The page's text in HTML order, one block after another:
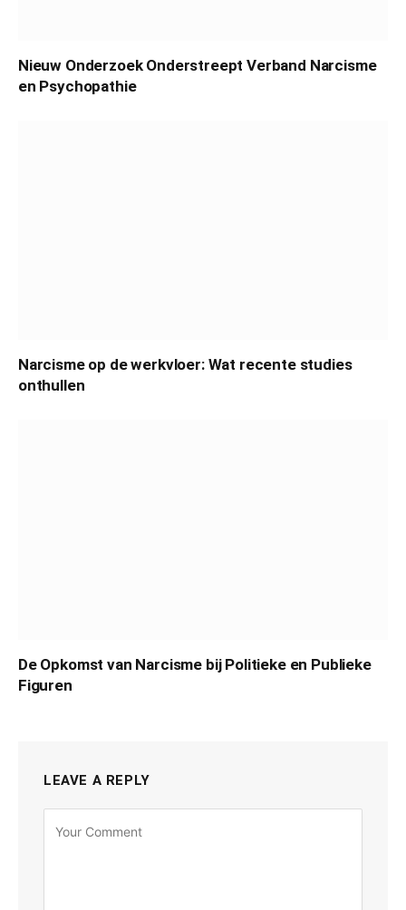
Nieuw Onderzoek Onderstreept Verband Narcisme
en Psychopathie
Narcisme op de werkvloer: Wat recente studies
onthullen
De Opkomst van Narcisme bij Politieke en Publieke
Figuren
LEAVE A REPLY